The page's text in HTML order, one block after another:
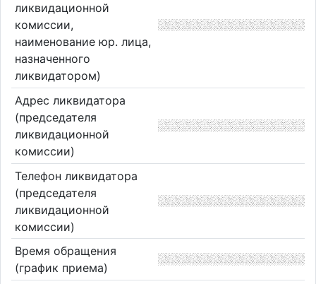
ликвидационной
комиссии,
наименование юр. лица,
назначенного
ликвидатором)
Адрес ликвидатора
(председателя
ликвидационной
комиссии)
Телефон ликвидатора
(председателя
ликвидационной
комиссии)
Время обращения
(график приема)